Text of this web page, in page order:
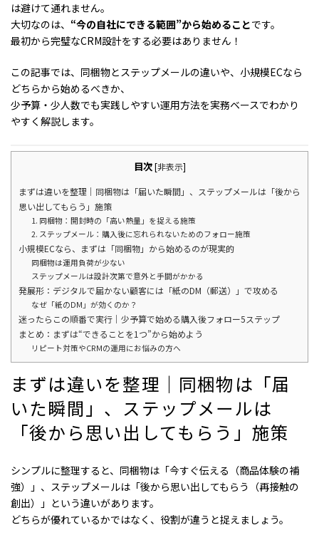
は避けて通れません。
大切なのは、 “今の自社にできる範囲”から始めることです。
最初から完璧なCRM設計をする必要はありません！
この記事では、同梱物とステップメールの違いや、小規模ECなら
どちらから始めるべきか、
少予算・少人数でも実践しやすい運用方法を実務ベースでわかり
やすく解説します。
目次 [非表示]
まずは違いを整理｜同梱物は「届いた瞬間」、ステップメールは「後から
思い出してもらう」施策
1. 同梱物：開封時の「高い熱量」を捉える施策
2. ステップメール：購入後に忘れられないためのフォロー施策
小規模ECなら、まずは「同梱物」から始めるのが現実的
同梱物は運用負荷が少ない
ステップメールは設計次第で意外と手間がかかる
発展形：デジタルで届かない顧客には「紙のDM（郵送）」で攻める
なぜ「紙のDM」が効くのか？
迷ったらこの順番で実行｜少予算で始める購入後フォロー5ステップ
まとめ：まずは“できることを1つ”から始めよう
リピート対策やCRMの運用にお悩みの方へ
まずは違いを整理｜同梱物は「届
いた瞬間」 、 ステップメールは
「後から思い出してもらう」施策
シンプルに整理すると、同梱物は「今すぐ伝える（商品体験の補
強）」、ステップメールは「後から思い出してもらう（再接触の
創出）」という違いがあります。
どちらが優れているかではなく、役割が違うと捉えましょう。